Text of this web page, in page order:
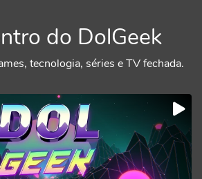
do DolGeek
tecnologia, séries e TV fechada.